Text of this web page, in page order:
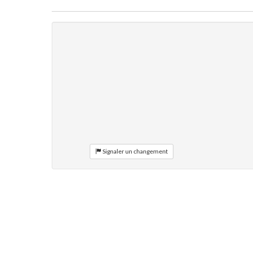
Signaler un changement